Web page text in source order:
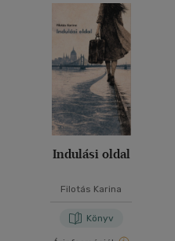
Indulási oldal
Filotás Karina
Könyv